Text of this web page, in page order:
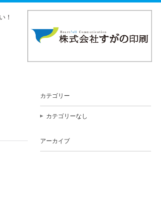
！
カテゴリー
カテゴリーなし
アーカイブ